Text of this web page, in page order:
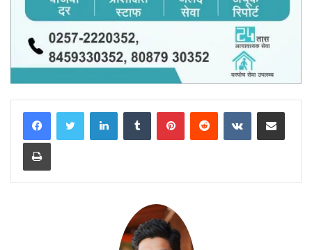
LinkedInTumblr PinterestReddit VKontakteShare via Email
Print